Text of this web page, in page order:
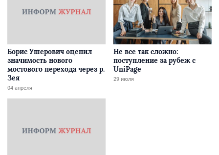
Борис Ушерович оценил
значимость нового
мостового перехода через р.
Зея
04 апреля
Не все так сложно:
поступление за рубеж с
UniPage
29 июля